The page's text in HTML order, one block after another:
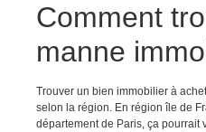
Comment
manne
Trouver un bien immobilier à
selon la région. En région île de
département de Paris, ça pourrait